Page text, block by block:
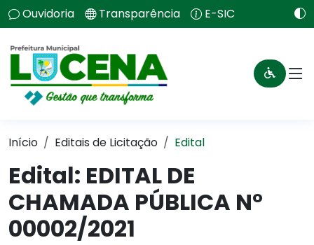
Ouvidoria Transparência E-SIC
Início Editais de Licitação Edital
Edital: EDITAL DE
CHAMADA PÚBLICA N°
00002/2021